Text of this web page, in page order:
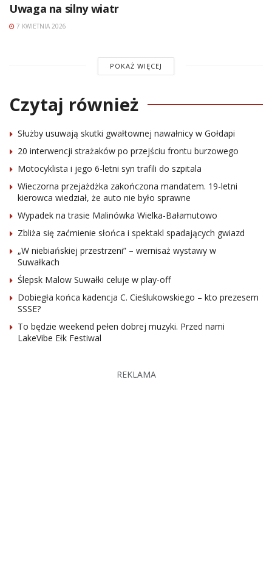
Uwaga na silny wiatr
7 KWIETNIA 2026
POKAŻ WIĘCEJ
Czytaj również
Służby usuwają skutki gwałtownej nawałnicy w Gołdapi
20 interwencji strażaków po przejściu frontu burzowego
Motocyklista i jego 6-letni syn trafili do szpitala
Wieczorna przejażdżka zakończona mandatem. 19-letni
kierowca wiedział, że auto nie było sprawne
Wypadek na trasie Malinówka Wielka-Bałamutowo
Zbliża się zaćmienie słońca i spektakl spadających gwiazd
„W niebiańskiej przestrzeni” – wernisaż wystawy w
Suwałkach
Ślepsk Malow Suwałki celuje w play-off
Dobiegła końca kadencja C. Cieślukowskiego – kto prezesem
SSSE?
To będzie weekend pełen dobrej muzyki. Przed nami
LakeVibe Ełk Festiwal
REKLAMA